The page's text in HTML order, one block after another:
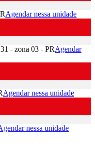
Agendar nessa unidade
- zona 03 - PRAgendar
Agendar nessa unidade
nessa unidade